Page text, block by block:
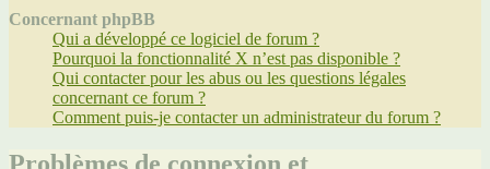
Concernant phpBB
Qui a développé ce logiciel de forum ?
Pourquoi la fonctionnalité X n’est pas disponible ?
Qui contacter pour les abus ou les questions légales
concernant ce forum ?
Comment puis-je contacter un administrateur du forum ?
Problèmes de connexion et